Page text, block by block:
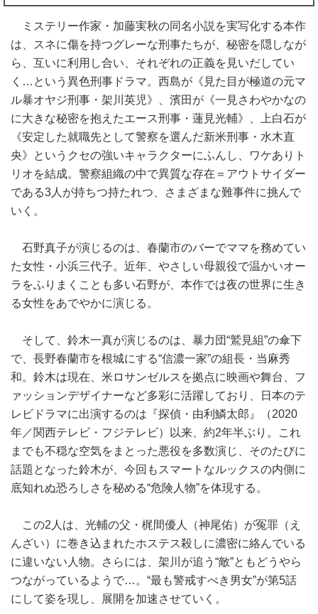
ミステリー作家・加藤実秋の同名小説を実写化する本作
は、スネに傷を持つグレーな刑事たちが、秘密を隠しなが
ら、互いに利用し合い、それぞれの正義を見いだしてい
く…という異色刑事ドラマ。西島が《見た目が極道の元マ
ル暴オヤジ刑事・架川英児》、濱田が《一見さわやかなの
に大きな秘密を抱えたエース刑事・蓮見光輔》、上白石が
《安定した就職先として警察を選んだ新米刑事・水木直
央》というクセの強いキャラクターにふんし、ワケありト
リオを結成。警察組織の中で異質な存在＝アウトサイダー
である3人が持ちつ持たれつ、さまざまな難事件に挑んで
いく。
石野真子が演じるのは、春蘭市のバーでママを務めてい
た女性・小浜三代子。近年、やさしい母親役で温かいオー
ラをふりまくことも多い石野が、本作では夜の世界に生き
る女性をあでやかに演じる。
そして、鈴木一真が演じるのは、暴力団“鷲見組”の傘下
で、長野春蘭市を根城にする“信濃一家”の組長・当麻秀
和。鈴木は現在、米ロサンゼルスを拠点に映画や舞台、フ
ァッションデザイナーなど多彩に活躍しており、日本のテ
レビドラマに出演するのは『探偵・由利鱗太郎』（2020
年／関西テレビ・フジテレビ）以来、約2年半ぶり。これ
までも不穏な空気をまとった悪役を多数演じ、そのたびに
話題となった鈴木が、今回もスマートなルックスの内側に
底知れぬ恐ろしさを秘める“危険人物”を体現する。
この2人は、光輔の父・梶間優人（神尾佑）が冤罪（え
んざい）に巻き込まれたホステス殺しに濃密に絡んでいる
に違いない人物。さらには、架川が追う“敵”ともどうやら
つながっているようで…。“最も警戒すべき男女”が第5話
にして姿を現し、展開を加速させていく。